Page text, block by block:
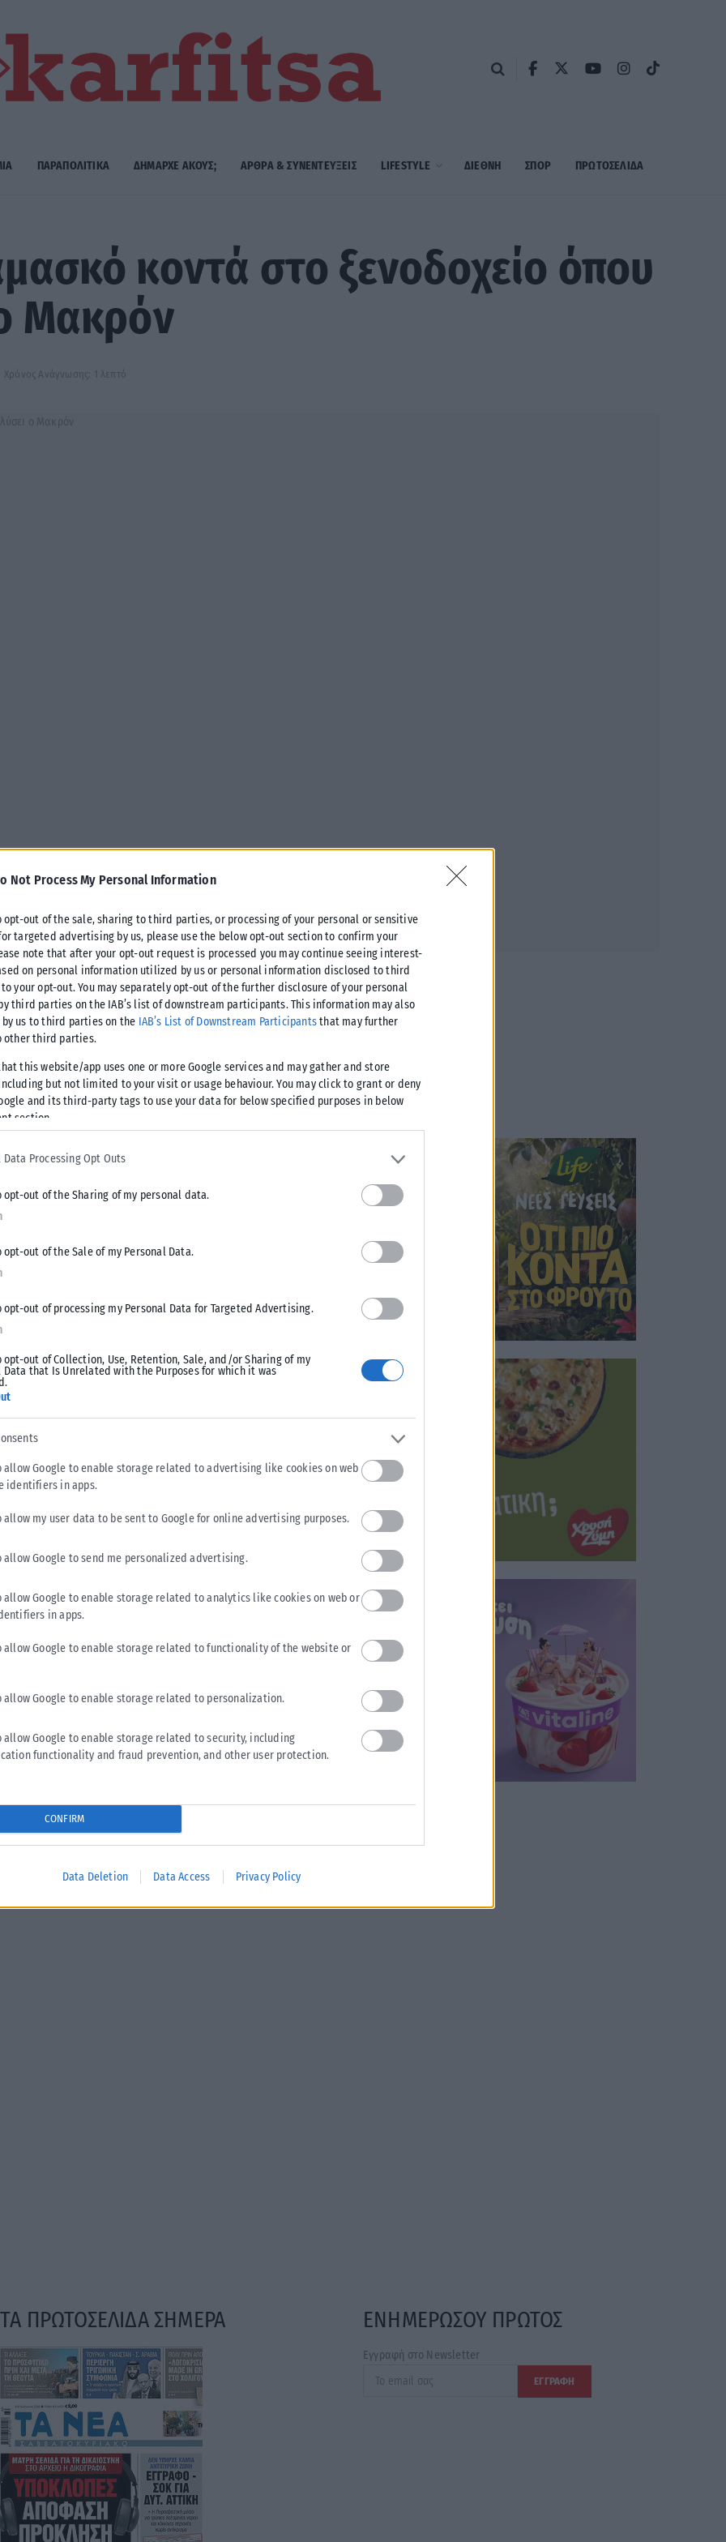
Not Process My Personal Information
opt-out of the sale, sharing to third parties, or processing of your personal or sensitive
targeted advertising by us, please use the below opt-out section to confirm your
note that after your opt-out request is processed you may continue seeing interest-
on personal information utilized by us or personal information disclosed to third
your opt-out. You may separately opt-out of the further disclosure of your personal
third parties on the IAB’s list of downstream participants. This information may also
by us to third parties on the IAB’s List of Downstream Participantsthat may further
other third parties.
this website/app uses one or more Google services and may gather and store
but not limited to your visit or usage behaviour. You may click to grant or deny
and its third-party tags to use your data for below specified purposes in below
section.
Data Processing Opt Outs
opt-out of the Sharing of my personal data.
opt-out of the Sale of my Personal Data.
opt-out of processing my Personal Data for Targeted Advertising.
opt-out of Collection, Use, Retention, Sale, and/or Sharing of my
Data that Is Unrelated with the Purposes for which it was
allow Google to enable storage related to advertising like cookies on web
identifiers in apps.
allow my user data to be sent to Google for online advertising purposes.
allow Google to send me personalized advertising.
allow Google to enable storage related to analytics like cookies on web or
in apps.
allow Google to enable storage related to functionality of the website or
allow Google to enable storage related to personalization.
allow Google to enable storage related to security, including
functionality and fraud prevention, and other user protection.
CONFIRM
Data Deletion Data Access Privacy Policy
ΠΑΡΑΠΟΛΙΤΙΚΑ ΔΗΜΑΡΧE ΑΚΟΥΣ; ΑΡΘΡΑ & ΣΥΝΕΝΤΕΥΞΕΙΣ LIFESTYLE ΔΙΕΘΝΗ ΣΠΟΡ ΠΡΩΤΟΣΈΛΙΔΑ
κοντά στο ξενοδοχείο όπου
Μακρόν
Χρόνος Ανάγνωσης: 1 λεπτό
όπου διαμένει ο Εμανουέλ Μακρόν κατά
πηγή ασφαλείας.
την συριακή πρωτεύουσα από την ανάληψη της
αλ-Σάρα.
του ξενοδοχείου όπου ο Εμανουέλ Μακρόν πέρασε
νωρίτερα με προορισμό το προεδρικό μέγαρο
ΔΙΕΘΝΉ
επίθεσης σε σχολείο – Νεκρή και 12χρονη
στην Ταϊλάνδη αυξήθηκε σήμερα στους εννέα νεκρούς, μετά
ΑΝΑΡΤΉΘΗΚΕ ΑΠΌ KARFITSANEWS 08/08/2026
ΤΑ ΠΡΩΤΟΣΕΛΙΔΑ ΣΗΜΕΡΑ ΕΝΗΜΕΡΩΣΟΥ ΠΡΩΤΟΣ
Εγγραφή στο Newsletter